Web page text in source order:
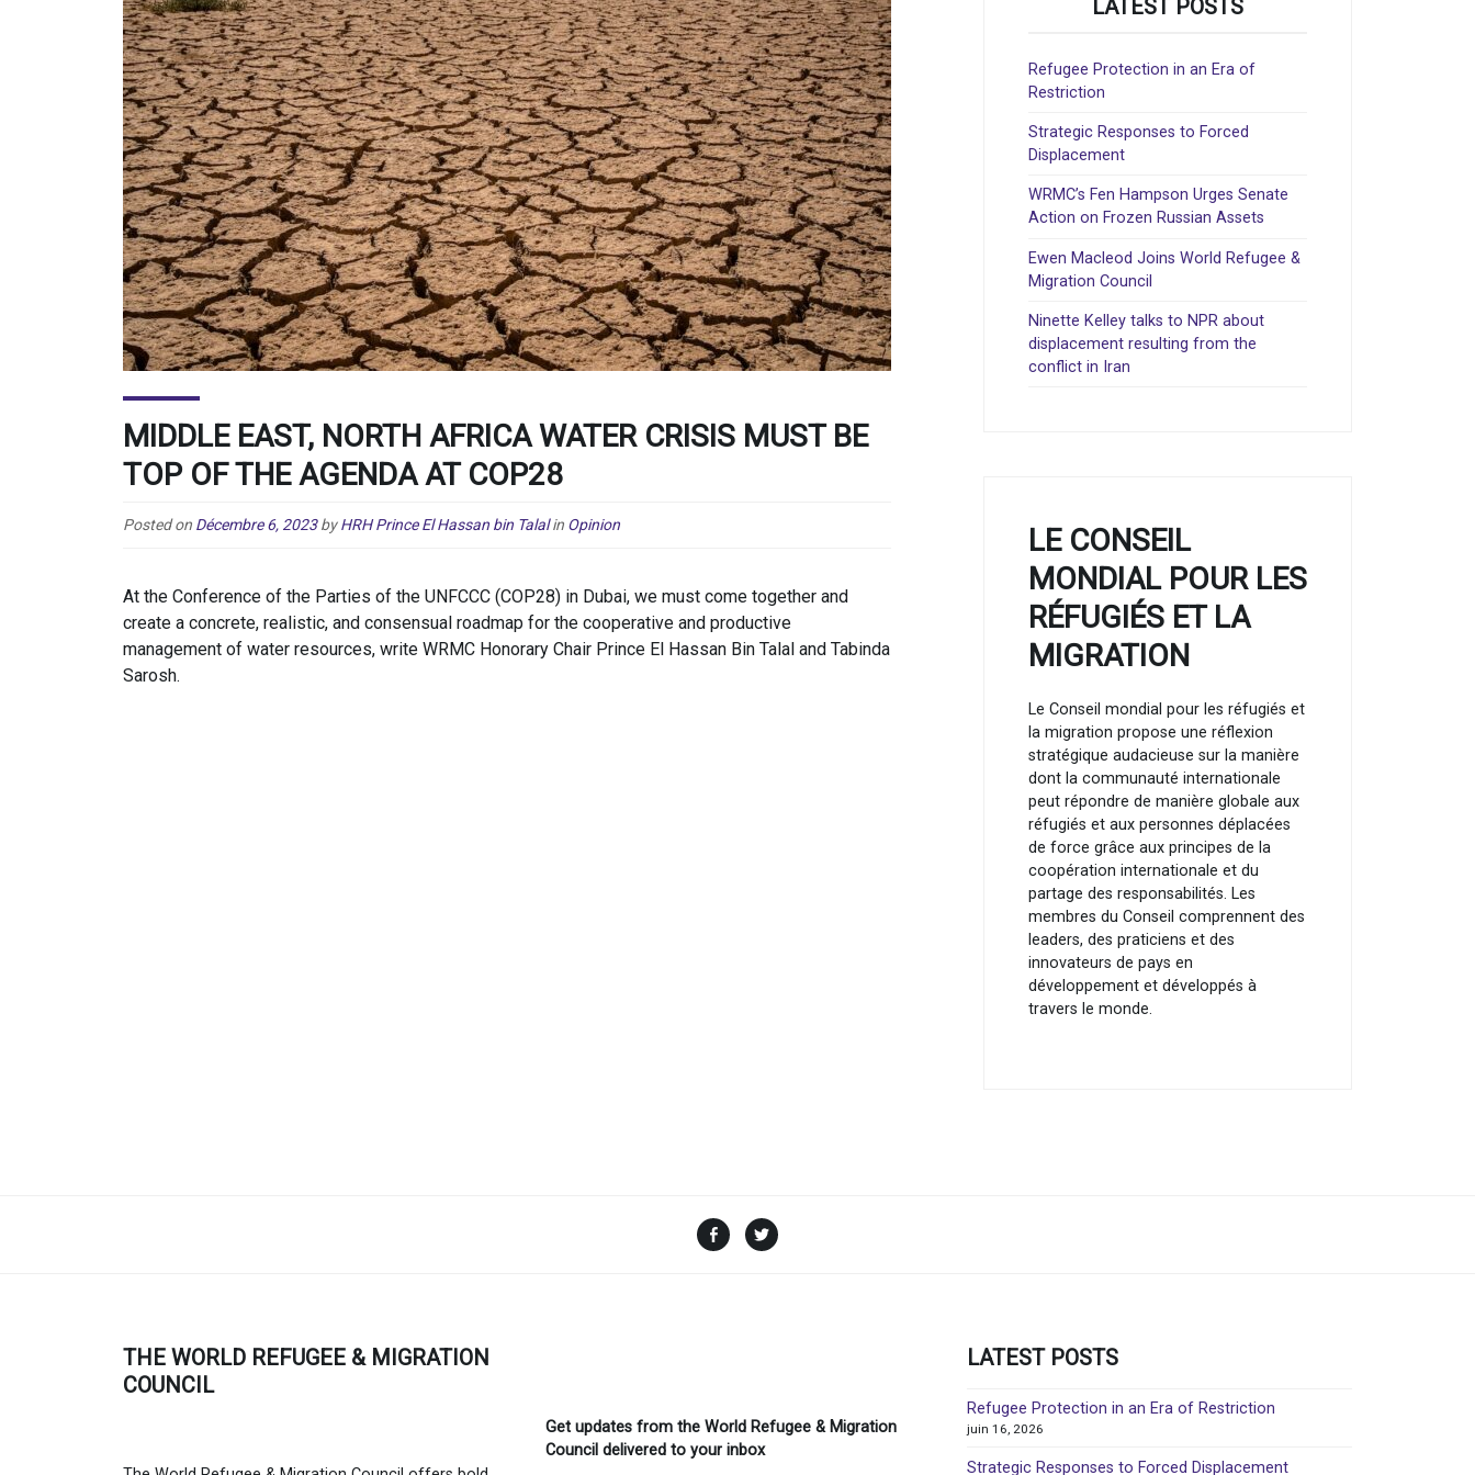
MIDDLE EAST, NORTH AFRICA WATER CRISIS MUST BE
TOP OF THE AGENDA AT COP28
Posted on Décembre 6, 2023 by HRH Prince El Hassan bin Talal in Opinion
At the Conference of the Parties of the UNFCCC (COP28) in Dubai, we must come together and
create a concrete, realistic, and consensual roadmap for the cooperative and productive
management of water resources, write WRMC Honorary Chair Prince El Hassan Bin Talal and Tabinda
Sarosh.
LATEST POSTS
Refugee Protection in an Era of
Restriction
Strategic Responses to Forced
Displacement
WRMC’s Fen Hampson Urges Senate
Action on Frozen Russian Assets
Ewen Macleod Joins World Refugee &
Migration Council
Ninette Kelley talks to NPR about
displacement resulting from the
conflict in Iran
LE CONSEIL
MONDIAL POUR LES
RÉFUGIÉS ET LA
MIGRATION
Le Conseil mondial pour les réfugiés et
la migration propose une réflexion
stratégique audacieuse sur la manière
dont la communauté internationale
peut répondre de manière globale aux
réfugiés et aux personnes déplacées
de force grâce aux principes de la
coopération internationale et du
partage des responsabilités. Les
membres du Conseil comprennent des
leaders, des praticiens et des
innovateurs de pays en
développement et développés à
travers le monde.
Facebook
THE WORLD REFUGEE & MIGRATION
COUNCIL
Get updates from the World Refugee & Migration
Council delivered to your inbox
LATEST POSTS
Refugee Protection in an Era of Restriction
juin 16, 2026
Strategic Responses to Forced Displacement